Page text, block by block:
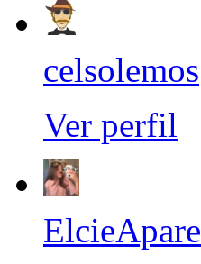
celsolemos
Ver perfil
ElcieApare